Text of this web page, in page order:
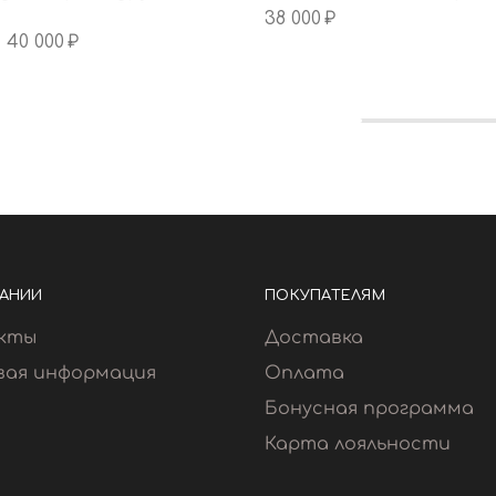
40 000 ₽
38 000 ₽
информация
ПОКУПАТЕЛЯМ
Доставка
Оплата
Бонусная программа
Карта лояльности